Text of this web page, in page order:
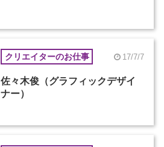
クリエイターのお仕事 17/7/7
佐々木俊（グラフィックデザイ
ナー）